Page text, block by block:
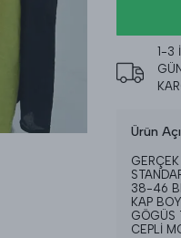
1-3
Ürün
38-46
KAP
GÖGÜS
CEPLİ